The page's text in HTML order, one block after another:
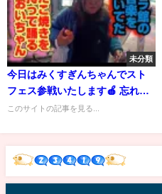
未分類
今日はみくすぎんちゃんでスト
フェス参戦いたします🍎 忘れ物
し...
このサイトの記事を見る...